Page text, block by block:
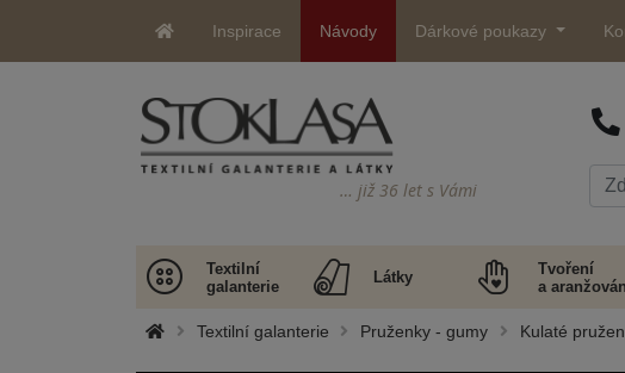
Inspirace Návody Dárkové poukazy
… již 36 let s Vámi
Textilní
galanterie
Látky
Tvoření
a
Textilní galanterie Pruženky - gumy Kulaté